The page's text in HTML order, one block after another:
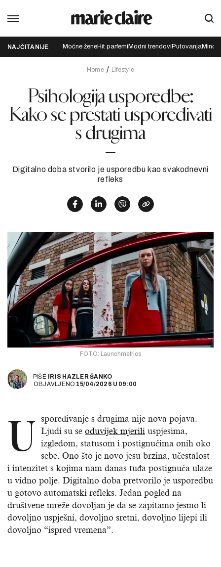
NAJČITANIJE Moćne ženeHit parfemi Modni trendovi Putovanja
Home Lifestyle
Psihologija usporedbe:
Kako se prestati uspoređivati
s drugima
Digitalno doba stvorilo je usporedbu kao svakodnevni
refleks
FOTO: Launchmetrics
PIŠE IRIS HAZLER ŠANKO
OBJAVLJENO 15/04/2026 U 09:00
U spoređivanje s drugima nije nova pojava.
Ljudi su se oduvijek mjerili uspjesima,
izgledom, statusom i postignućima onih oko
sebe. Ono što je novo jesu brzina, učestalost
i intenzitet s kojima nam danas tuđa postignuća ulaze
u vidno polje. Digitalno doba pretvorilo je usporedbu
u gotovo automatski refleks. Jedan pogled na
društvene mreže dovoljan je da se zapitamo jesmo li
dovoljno uspješni, dovoljno sretni, dovoljno lijepi ili
dovoljno “ispred vremena”.